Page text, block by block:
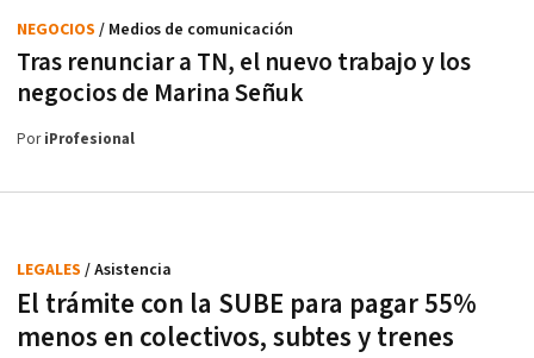
Tras renunciar a TN, el nuevo trabajo y los
negocios de Marina Señuk
NEGOCIOS / Medios de comunicación
PoriProfesional
El trámite con la SUBE para pagar 55%
menos en colectivos, subtes y trenes
LEGALES / Asistencia